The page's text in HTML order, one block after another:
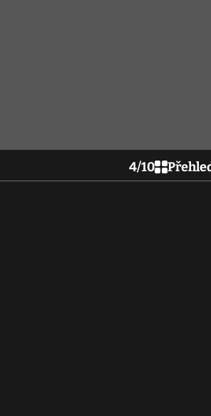
4/10